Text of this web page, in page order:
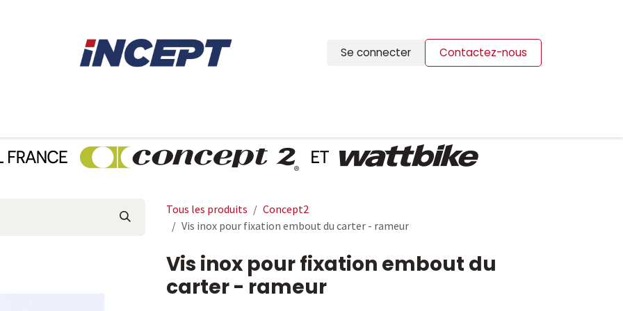
Se connecter Contactez-nous
Tous les produits
Concept2
Vis inox pour fixation embout du carter - rameur
Vis inox pour fixation embout du
carter - rameur